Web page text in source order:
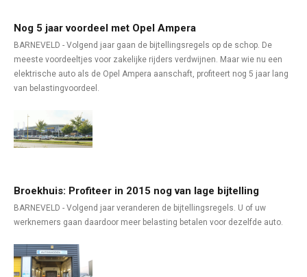
Nog 5 jaar voordeel met Opel Ampera
BARNEVELD - Volgend jaar gaan de bijtellingsregels op de schop. De
meeste voordeeltjes voor zakelijke rijders verdwijnen. Maar wie nu een
elektrische auto als de Opel Ampera aanschaft, profiteert nog 5 jaar lang
van belastingvoordeel.
Broekhuis: Profiteer in 2015 nog van lage bijtelling
BARNEVELD - Volgend jaar veranderen de bijtellingsregels. U of uw
werknemers gaan daardoor meer belasting betalen voor dezelfde auto.